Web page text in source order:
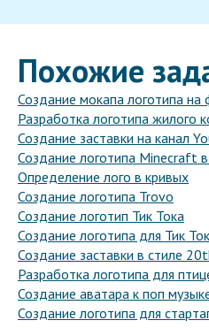
Похожие
Создание мокапа логотипа на
Разработка логотипа жилого
Создание заставки на канал
Создание логотипа Minecraft
Определение лого в кривых
Создание логотипа Trovo
Создание логотип Тик Тока
Создание логотипа для Тик Ток
Создание заставки в стиле
Разработка логотипа для
Создание аватара к поп
Создание логотипа для